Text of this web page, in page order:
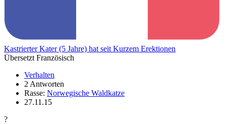
Kastrierter Kater (5 Jahre) hat seit Kurzem Erektionen
Übersetzt Französisch
Verhalten
2 Antworten
Rasse: Norwegische Waldkatze
27.11.15
?